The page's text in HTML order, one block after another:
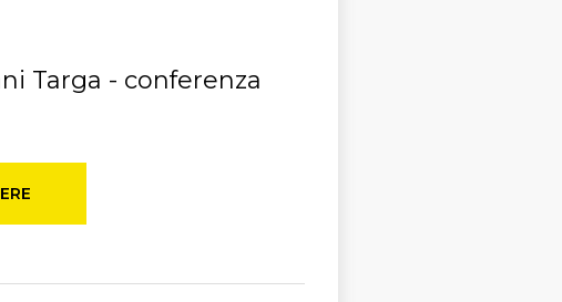
Targa - conferenza